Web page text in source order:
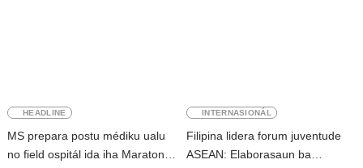
HEADLINE
MS prepara postu médiku ualu
no field ospitál ida iha Maratona
INTERNASIONÁL
Filipina lidera forum juventude
ASEAN: Elaborasaun ba